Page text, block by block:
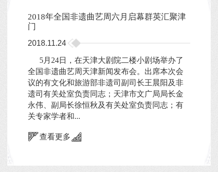
2018年全国非遗曲艺周六月启幕群英汇聚津
门
2018.11.24
5月24日，在天津大剧院二楼小剧场举办了
全国非遗曲艺周天津新闻发布会。出席本次会
议的有文化和旅游部非遗司副司长王晨阳及非
遗司有关处室负责同志；天津市文广局局长金
永伟、副局长徐恒秋及有关处室负责同志；有
关专家学者和...
查看更多